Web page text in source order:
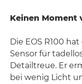
Keinen Moment
Die EOS R100
Sensor für
Detailtreue. Er
bei wenig Licht